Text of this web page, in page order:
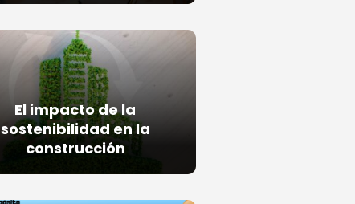
El impacto de la
sostenibilidad en la
construcción